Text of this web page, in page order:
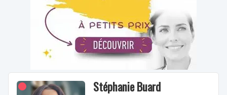
Stéphanie Buard